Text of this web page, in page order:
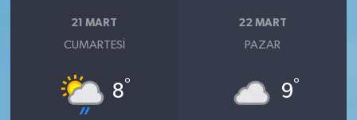
21 MART
CUMARTESI
8°
22 MART
PAZAR
9°